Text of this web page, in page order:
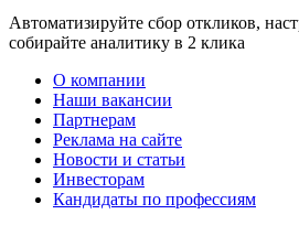
Автоматизируйте сбор откликов,
собирайте аналитику в 2 клика
О компании
Наши вакансии
Партнерам
Реклама на сайте
Новости и статьи
Инвесторам
Кандидаты по профессиям